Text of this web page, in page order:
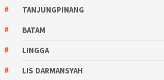
TANJUNGPINANG
BATAM
LINGGA
LIS DARMANSYAH